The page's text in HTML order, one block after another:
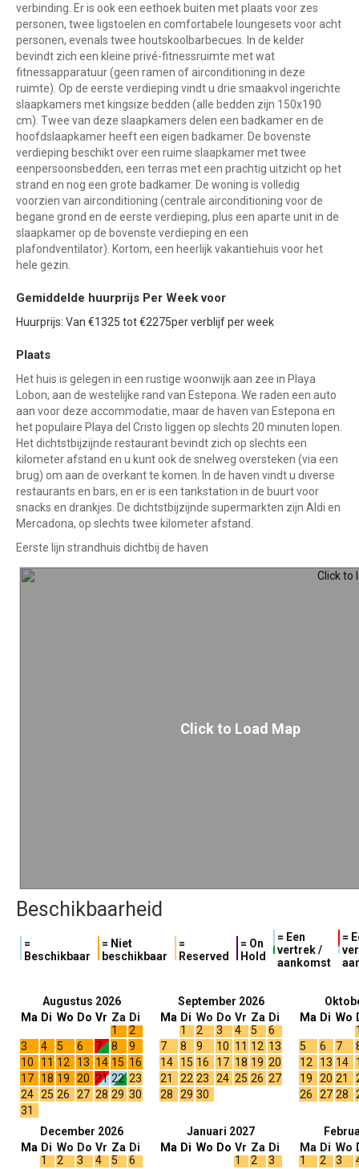
verbinding. Er is ook een eethoek buiten met plaats voor zes
personen, twee ligstoelen en comfortabele loungesets voor acht
personen, evenals twee houtskoolbarbecues. In de kelder
bevindt zich een kleine privé-fitnessruimte met wat
fitnessapparatuur (geen ramen of airconditioning in deze
ruimte). Op de eerste verdieping vindt u drie smaakvol ingerichte
slaapkamers met kingsize bedden (alle bedden zijn 150x190
cm). Twee van deze slaapkamers delen een badkamer en de
hoofdslaapkamer heeft een eigen badkamer. De bovenste
verdieping beschikt over een ruime slaapkamer met twee
eenpersoonsbedden, een terras met een prachtig uitzicht op het
strand en nog een grote badkamer. De woning is volledig
voorzien van airconditioning (centrale airconditioning voor de
begane grond en de eerste verdieping, plus een aparte unit in de
slaapkamer op de bovenste verdieping en een
plafondventilator). Kortom, een heerlijk vakantiehuis voor het
hele gezin.
Gemiddelde huurprijs Per Week voor
Huurprijs: Van €1325 tot €2275per verblijf per week
Plaats
Het huis is gelegen in een rustige woonwijk aan zee in Playa
Lobon, aan de westelijke rand van Estepona. We raden een auto
aan voor deze accommodatie, maar de haven van Estepona en
het populaire Playa del Cristo liggen op slechts 20 minuten lopen.
Het dichtstbijzijnde restaurant bevindt zich op slechts een
kilometer afstand en u kunt ook de snelweg oversteken (via een
brug) om aan de overkant te komen. In de haven vindt u diverse
restaurants en bars, en er is een tankstation in de buurt voor
snacks en drankjes. De dichtstbijzijnde supermarkten zijn Aldi en
Mercadona, op slechts twee kilometer afstand.
Eerste lijn strandhuis dichtbij de haven
Click to Load Map
Beschikbaarheid
=
Beschikbaar
= Niet
beschikbaar
=
Reserved
= On
Hold
= Een
vertrek /
aankomst
=
Augustus 2026
Ma Di Wo Do Vr Za
1
Di
2
3
4 5 6 7 8
9
10
11 12 13 14 15 16
17
18 19 20 21 22 23
24 25 26 27 28 29 30
31
September 2026
Ma Di
1
Wo
2
Do
3
Vr
4
Za
5
Di
6
7
8 9 10 11 12 13
14
15 16 17 18 19 20
21
22 23 24 25 26 27
28
29 30
Ma Di Wo
5
6 7
12
13 14
19
20 21
26
27 28
December 2026
Ma Di
1
Wo
2
Do
3
Vr
4
Za
5
Di
6
Januari 2027
Ma Di Wo Do Vr
1
Za
2
Di
3
Ma
1
Di
2
Wo
3